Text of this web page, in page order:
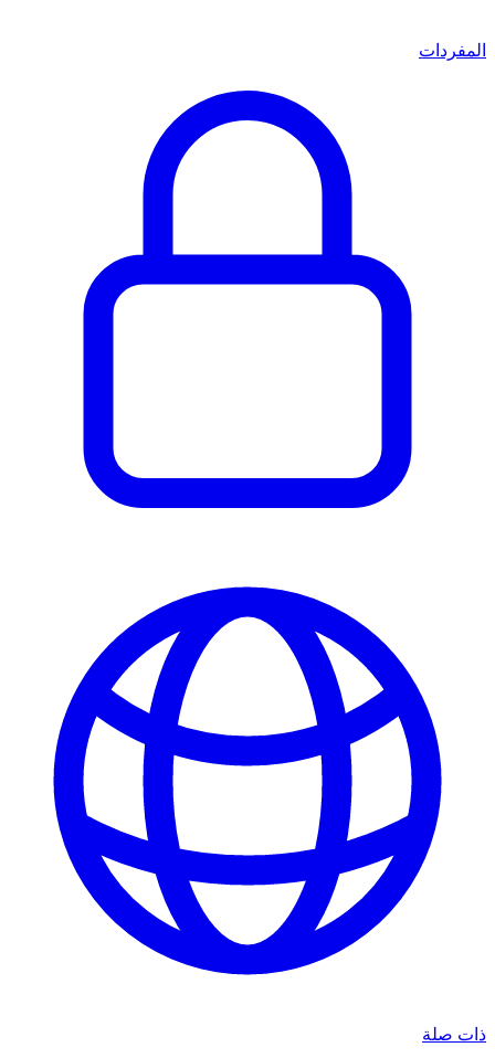
المفردات
ذات صلة